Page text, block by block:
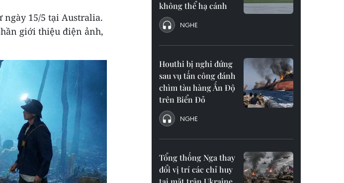
ngày 15/5 tại Australia.
giới thiệu điện ảnh,
không thể hạ cánh
NGHE
Houthi bị nghi đứng
sau vụ tấn công đánh
chìm tàu hàng Ấn Độ
trên Biển Đỏ
NGHE
Tổng thống Nga thay
đổi vị trí các chỉ huy